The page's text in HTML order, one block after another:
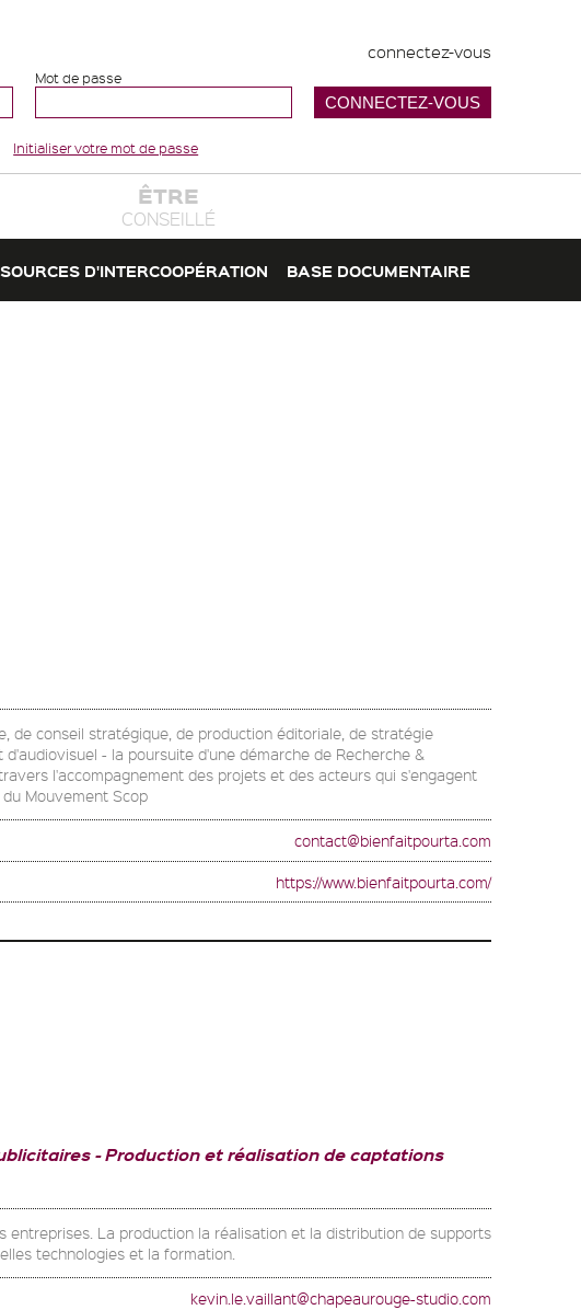
connectez-vous
Mot de passe
Initialiser votre mot de passe
ÊTRE
CONSEILLÉ
D'INTERCOOPÉRATION BASE DOCUMENTAIRE
conseil stratégique, de production éditoriale, de stratégie
- la poursuite d'une démarche de Recherche &
l'accompagnement des projets et des acteurs qui s'engagent
Mouvement Scop
contact@bienfaitpourta.com
https://www.bienfaitpourta.com/
Production et réalisation de captations
La production la réalisation et la distribution de supports
technologies et la formation.
kevin.le.vaillant@chapeaurouge-studio.com